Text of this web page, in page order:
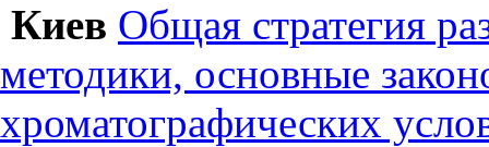
Киев Общая стратегия
методики, основные
хроматографических